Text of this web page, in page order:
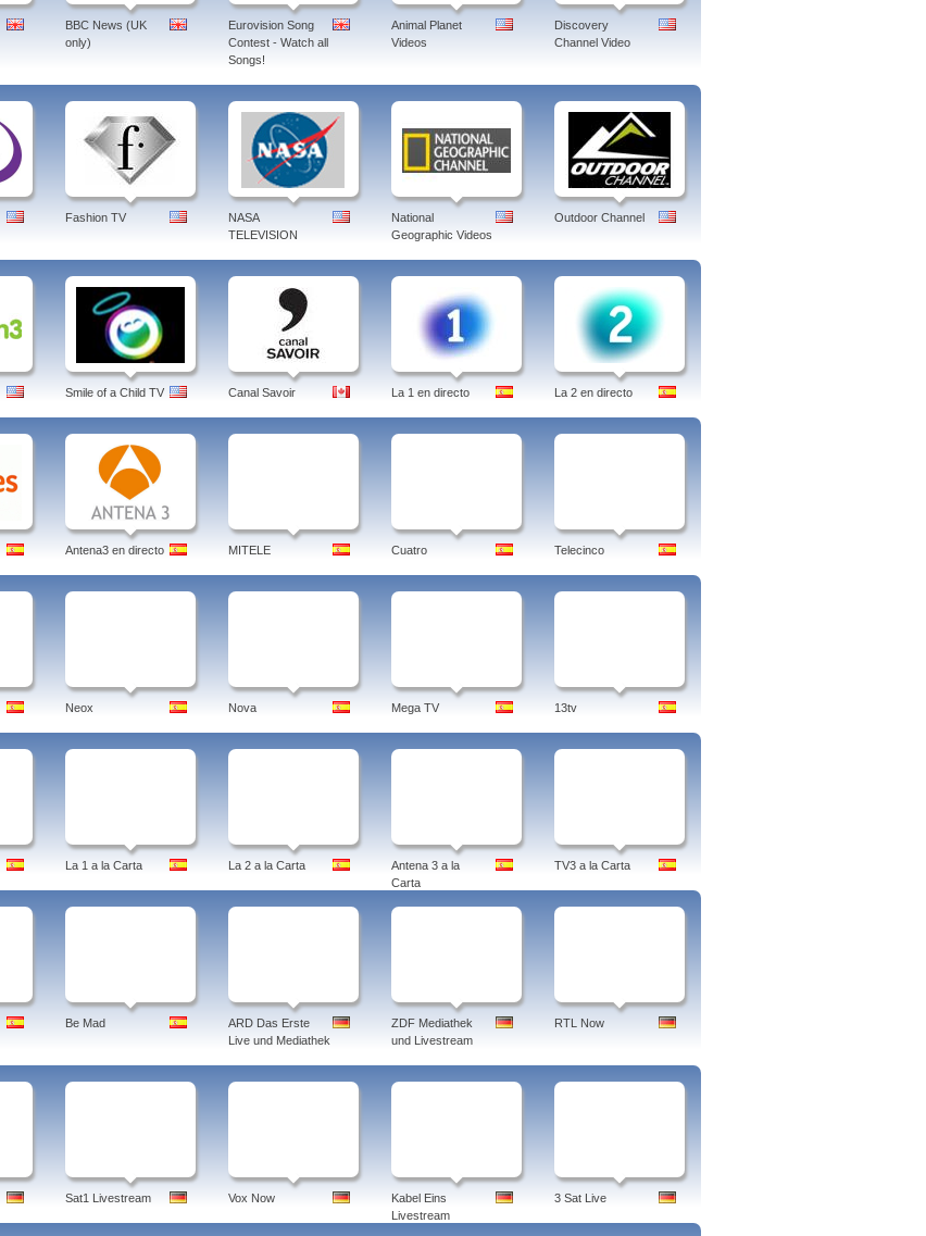
BBC News (UK
only)
Eurovision Song
Contest - Watch all
Songs!
Animal Planet
Videos
Discovery
Channel Video
Fashion TV
NASA
TELEVISION
National
Geographic Videos
Outdoor Channel
Smile of a Child TV Canal Savoir La 1 en directo La 2 en directo
Antena3 en directo MITELE Cuatro Telecinco
Neox Nova Mega TV 13tv
La 1 a la Carta La 2 a la Carta
Antena 3 a la
Carta
TV3 a la Carta
Be Mad
ARD Das Erste
Live und Mediathek
ZDF Mediathek
und Livestream
RTL Now
Sat1 Livestream Vox Now
Kabel Eins
Livestream
3 Sat Live